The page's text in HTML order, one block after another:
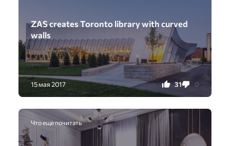
ZAS creates Toronto library with curved
walls
15 мая 2017 31 0
Что еще почитать